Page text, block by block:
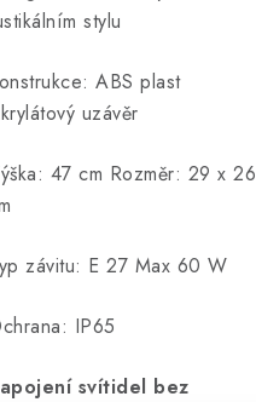
stylu
ABS plast
uzávěr
47 cm Rozměr: 29 x 26
závitu: E 27 Max 60 W
IP65
svítidel bez